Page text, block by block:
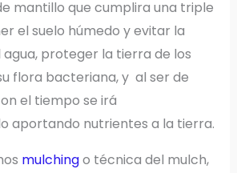
mantillo que cumplira una triple
el suelo húmedo y evitar la
proteger la tierra de los
flora bacteriana, y al ser de
el tiempo se irá
aportando nutrientes a la tierra.
mulchingo técnica del mulch,